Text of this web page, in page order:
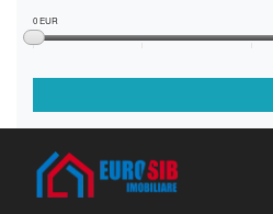
0 EUR